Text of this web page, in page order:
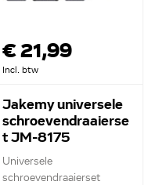
€ 21,99
Incl. btw
Jakemy universele
schroevendraaierse
t JM-8175
Universele
schroevendraaierset